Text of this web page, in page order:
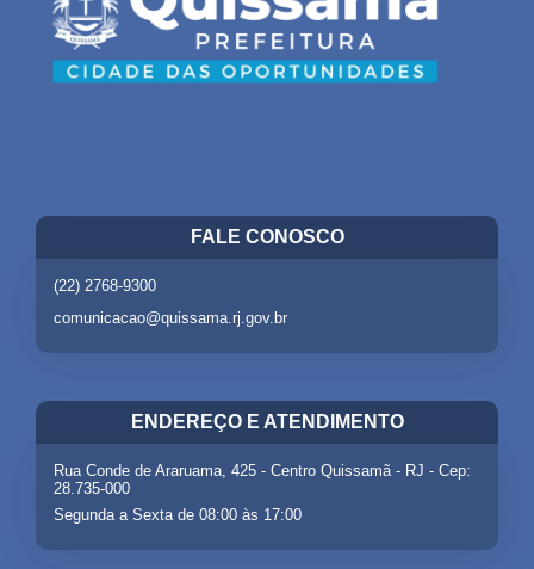
FALE CONOSCO
(22) 2768-9300
comunicacao@quissama.rj.gov.br
ENDEREÇO E ATENDIMENTO
Rua Conde de Araruama, 425 - Centro Quissamã - RJ - Cep:
28.735-000
Segunda a Sexta de 08:00 às 17:00